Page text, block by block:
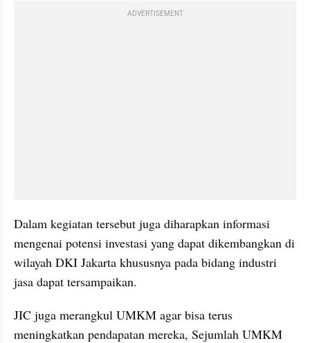
ADVERTISEMENT
Dalam kegiatan tersebut juga diharapkan informasi
mengenai potensi investasi yang dapat dikembangkan di
wilayah DKI Jakarta khususnya pada bidang industri
jasa dapat tersampaikan.
﻿JIC juga merangkul UMKM agar bisa terus
meningkatkan pendapatan mereka, Sejumlah UMKM